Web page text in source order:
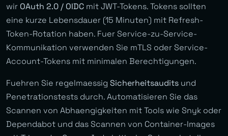
wir OAuth 2.0 / OIDC mit JWT-Tokens. Tokens sollten
eine kurze Lebensdauer (15 Minuten) mit Refresh-
Token-Rotation haben. Fuer Service-zu-Service-
Kommunikation verwenden Sie mTLS oder Service-
Account-Tokens mit minimalen Berechtigungen.
Fuehren Sie regelmaessig Sicherheitsaudits und
Penetrationstests durch. Automatisieren Sie das
Scannen von Abhaengigkeiten mit Tools wie Snyk oder
Dependabot und das Scannen von Container-Images